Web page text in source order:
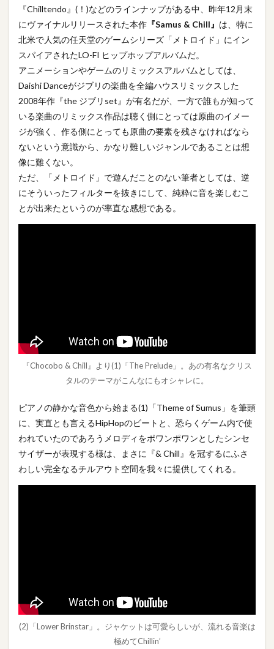
『Chilltendo』(！)などのラインナップがある中、昨年12月末
にヴァイナルリリースされた本作 『Samus & Chill』 は、特に
北米で人気の任天堂のゲームシリーズ「メトロイド」にイン
スパイアされたLO-FI ヒップホップアルバムだ。
アニメーションやゲームのリミックスアルバムとしては、
Daishi Danceがジブリの楽曲を全編ハウスリミックスした
2008年作『the ジブリset』が有名だが、一方で誰もが知って
いる楽曲のリミックス作品は聴く側にとっては原曲のイメー
ジが強く、作る側にとっても原曲の要素を残さなければなら
ないという意識から、かなり難しいジャンルであることは想
像に難くない。
ただ、「メトロイド」で遊んだことのない筆者としては、逆
にそういったフィルターを抜きにして、純粋に音を楽しむこ
とが出来たというのが率直な感想である。
『Chocobo & Chill』より(1)「The Prelude」。あの有名なクリス
タルのテーマがこんなにもオシャレに。
ピアノの静かな音色から始まる(1)「Theme of Sumus」を筆頭
に、実直とも言えるHipHopのビートと、恐らくゲーム内で使
われていたのであろうメロディをポワンポワンとしたシンセ
サイザーが表現する様は、まさに『& Chill』を冠するにふさ
わしい完全なるチルアウト空間を我々に提供してくれる。
(2)「Lower Brinstar」。ジャケットは可愛らしいが、流れる音楽は
極めてChillin’